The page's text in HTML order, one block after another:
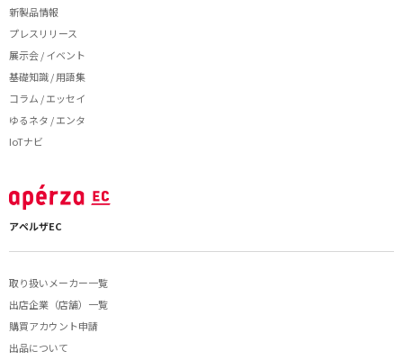
新製品情報
プレスリリース
展示会 / イベント
基礎知識 / 用語集
コラム / エッセイ
ゆるネタ / エンタ
IoTナビ
アペルザEC
取り扱いメーカー一覧
出店企業（店舗）一覧
購買アカウント申請
出品について